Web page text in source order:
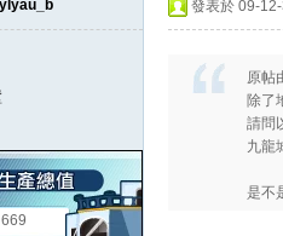
669
發表於 09-
原帖
除了
請問
九龍
是不